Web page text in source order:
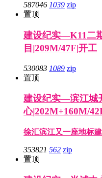
587046 1039 zip
置顶
建设纪实—K11二
目|209M/47F|开工
530083 1089 zip
置顶
建设纪实—滨江城
心|202M+160M/
徐汇滨江又一座地标
353821 562 zip
置顶